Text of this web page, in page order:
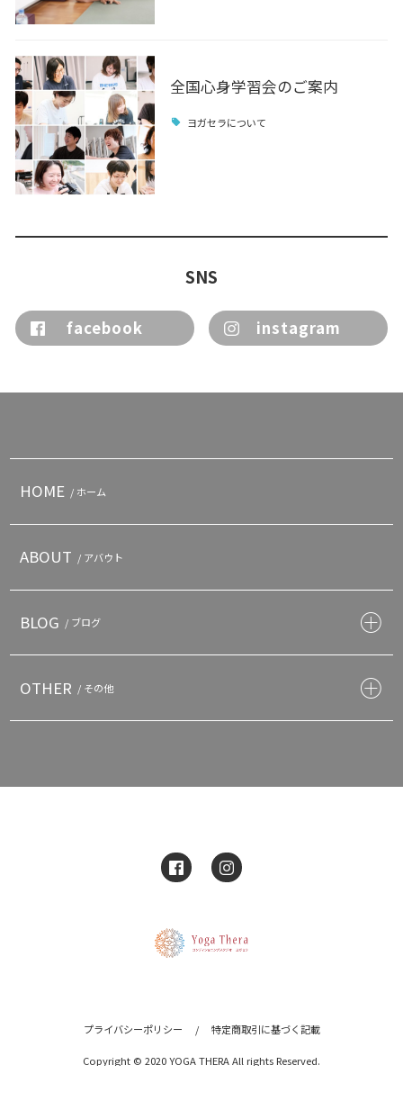
全国心身学習会のご案内
ヨガセラについて
SNS
facebook instagram
HOME / ホーム
ABOUT / アバウト
BLOG / ブログ
OTHER / その他
プライバシーポリシー / 特定商取引に基づく記載
Copyright © 2020 YOGA THERA All rights Reserved.